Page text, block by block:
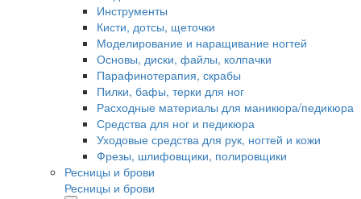
Инструменты
Кисти, дотсы, щеточки
Моделирование и наращивание ногтей
Основы, диски, файлы, колпачки
Парафинотерапия, скрабы
Пилки, бафы, терки для ног
Расходные материалы для маникюра/педикюра
Средства для ног и педикюра
Уходовые средства для рук, ногтей и кожи
Фрезы, шлифовщики, полировщики
Ресницы и брови
Ресницы и брови